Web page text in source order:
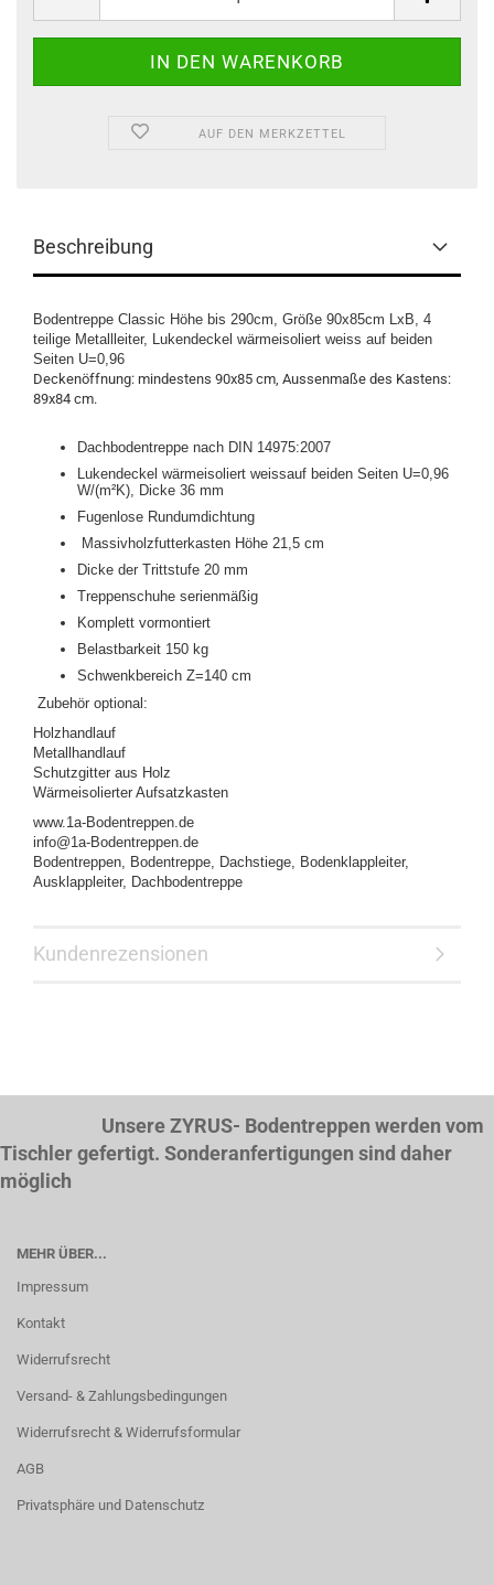
AUF DEN MERKZETTEL
Beschreibung
Bodentreppe Classic Höhe bis 290cm, Größe 90x85cm LxB, 4
teilige Metallleiter, Lukendeckel wärmeisoliert weiss auf beiden
Seiten U=0,96
Deckenöffnung: mindestens 90x85 cm, Aussenmaße des Kastens:
89x84 cm.
Dachbodentreppe nach DIN 14975:2007
Lukendeckel wärmeisoliert weissauf beiden Seiten U=0,96
W/(m²K), Dicke 36 mm
Fugenlose Rundumdichtung
Massivholzfutterkasten Höhe 21,5 cm
Dicke der Trittstufe 20 mm
Treppenschuhe serienmäßig
Komplett vormontiert
Belastbarkeit 150 kg
Schwenkbereich Z=140 cm
Zubehör optional:
Holzhandlauf
Metallhandlauf
Schutzgitter aus Holz
Wärmeisolierter Aufsatzkasten
www.1a-Bodentreppen.de
info@1a-Bodentreppen.de
Bodentreppen, Bodentreppe, Dachstiege, Bodenklappleiter,
Ausklappleiter, Dachbodentreppe
Kundenrezensionen
Unsere ZYRUS- Bodentreppen werden vom
Tischler gefertigt. Sonderanfertigungen sind daher
möglich
MEHR ÜBER...
Impressum
Kontakt
Widerrufsrecht
Versand- & Zahlungsbedingungen
Widerrufsrecht & Widerrufsformular
AGB
Privatsphäre und Datenschutz